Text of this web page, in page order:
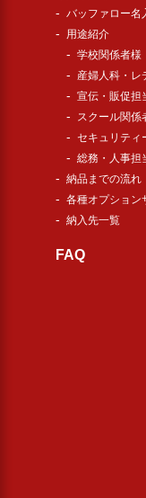
バッファロー名
用途紹介
学校関係者様
産婦人科・レ
宣伝・販促担
スクール関係
セキュリティ
総務・人事担
納品までの流れ
各種オプション
納入先一覧
FAQ